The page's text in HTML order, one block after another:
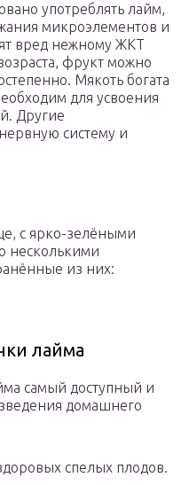
употреблять лайм,
микроэлементов и
вред нежному ЖКТ
фрукт можно
Мякоть богата
для усвоения
Другие
систему и
с ярко-зелёными
несколькими
из них:
лайма
самый доступный и
домашнего
спелых плодов.